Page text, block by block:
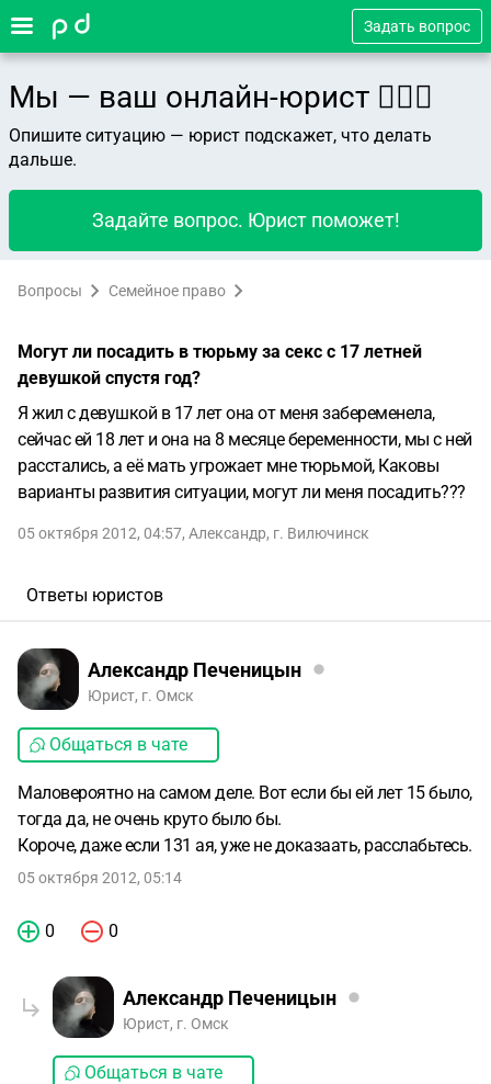
Задать вопрос
Мы — ваш онлайн-юрист 👨🏻‍⚖️
Опишите ситуацию — юрист подскажет, что делать
дальше.
Задайте вопрос. Юрист поможет!
Вопросы Семейное право
Могут ли посадить в тюрьму за секс с 17 летней
девушкой спустя год?
Я жил с девушкой в 17 лет она от меня забеременела,
сейчас ей 18 лет и она на 8 месяце беременности, мы с ней
расстались, а её мать угрожает мне тюрьмой, Каковы
варианты развития ситуации, могут ли меня посадить???
05 октября 2012, 04:57, Александр, г. Вилючинск
Ответы юристов
Александр Печеницын
Юрист, г. Омск
Общаться в чате
Маловероятно на самом деле. Вот если бы ей лет 15 было,
тогда да, не очень круто было бы.
Короче, даже если 131 ая, уже не доказаать, расслабьтесь.
05 октября 2012, 05:14
0 0
Александр Печеницын
Юрист, г. Омск
Общаться в чате